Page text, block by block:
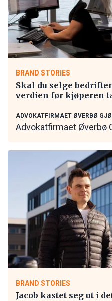
BRAND STORIES
Skal du selge
verdien før kjøperen
ADVOKATFIRMAET ØVERBØ
Advokatfirmaet Øverbø
BRAND STORIES
Jacob kastet seg ut i